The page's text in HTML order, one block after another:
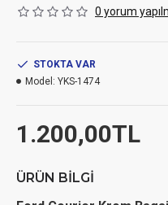
0 yorum
1.200,00TL
STOKTA VAR
Model: YKS-1474
ÜRÜN BILGI